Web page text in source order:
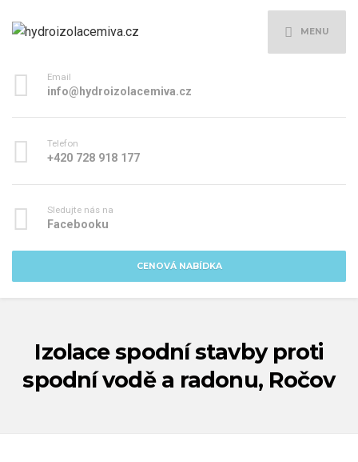
MENU
CENOVÁ NABÍDKA
Email
info@hydroizolacemiva.cz
Telefon
+420 728 918 177
Sledujte nás na
Facebooku
Izolace spodní stavby proti
spodní vodě a radonu, Ročov